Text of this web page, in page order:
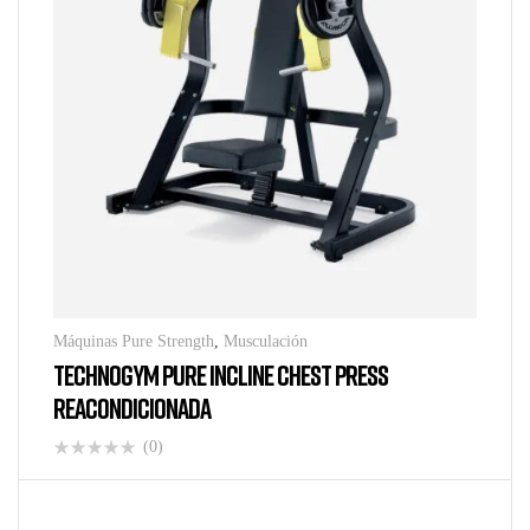
Máquinas Pure Strength Musculación
TECHNOGYM PURE INCLINE CHEST PRESS
REACONDICIONADA
(0)